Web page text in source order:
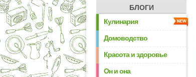
БЛОГИ
Кулинария
Домоводство
Красота и здоровье
Он и она